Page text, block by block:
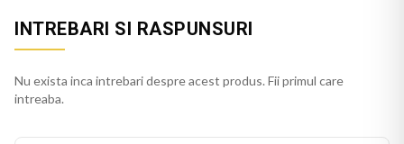
INTREBARI SI RASPUNSURI
Nu exista inca intrebari despre acest produs. Fii primul care
intreaba.